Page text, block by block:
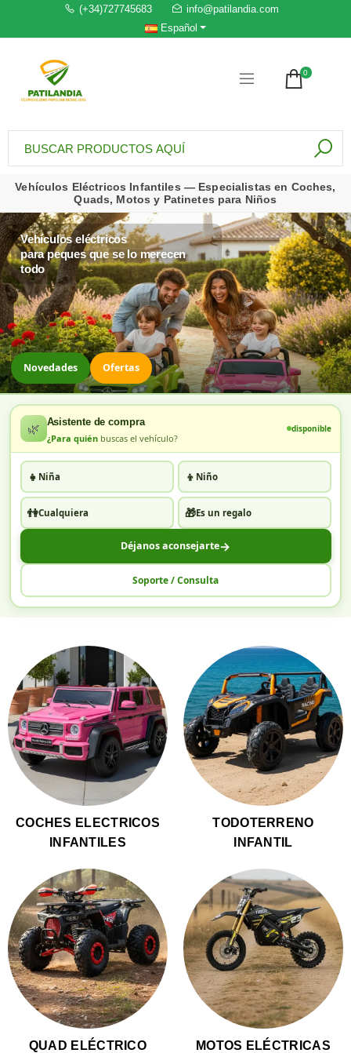
(+34)727745683
info@patilandia.com
Español
0
Vehículos Eléctricos Infantiles — Especialistas en Coches,
Quads, Motos y Patinetes para Niños
Vehículos eléctricos
para peques que se lo merecen
todo
Novedades Ofertas
🌿
Asistente de compra
¿Para quiénbuscas el vehículo?
disponible
👧 Niña 👦 Niño
👫Cualquiera 🎁Es un regalo
Déjanos aconsejarte→
Soporte / Consulta
COCHES ELECTRICOS
INFANTILES
TODOTERRENO
INFANTIL
QUAD ELÉCTRICO
MOTOS ELÉCTRICAS